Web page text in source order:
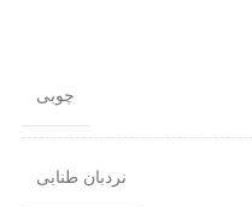
چوبی
نردبان طنابی